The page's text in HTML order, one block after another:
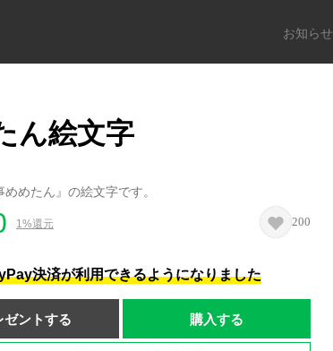
お知らせ
ん絵文字
めめたん』の絵文字です。
1%還元 200
決済が利用できるようになりました
ゼントする 購入する